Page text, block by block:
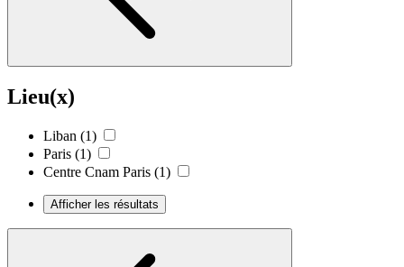
Lieu(x)
Liban (1)
Paris (1)
Centre Cnam Paris (1)
Afficher les résultats